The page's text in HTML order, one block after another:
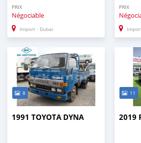
PRIX
Négociable
Import - Dubai
PRIX
8
1991 TOYOTA DYNA
11
2019